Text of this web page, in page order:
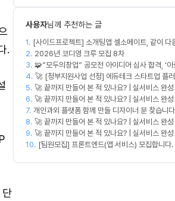
.
단
사용자님께 추천하는 글
1. [사이드프로젝트] 소개팅앱 셀소메이트, 같이 다
잡아볼 분 구합니다
2. 2026년 코디영 크루 모집 8차
3. 🧩”모두의창업” 공모전 아이디어 심사 합격, ‘아
PM 직무 모집
4. 🚀 [정부지원사업 선정] 에듀테크 스타트업 플
자를 모십니다!
5. 🚀 끝까지 만들어 본 적 있나요? | 실서비스 완
창출 모임 💰
6. 🚀 끝까지 만들어 본 적 있나요? | 실서비스 완
창출 모임 💰
7. 개인과외 플랫폼 함께 만들 디자이너 분 찾습니
8. 🚀 끝까지 만들어 본 적 있나요? | 실서비스 완
창출 모임 💰
9. 🚀 끝까지 만들어 본 적 있나요? | 실서비스 완
창출 모임 💰
10. [팀원모집] 프론트엔드(앱 서비스) 모집합니다.